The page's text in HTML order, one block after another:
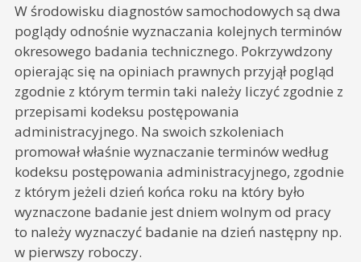
W środowisku diagnostów samochodowych są dwa
poglądy odnośnie wyznaczania kolejnych terminów
okresowego badania technicznego. Pokrzywdzony
opierając się na opiniach prawnych przyjął pogląd
zgodnie z którym termin taki należy liczyć zgodnie z
przepisami kodeksu postępowania
administracyjnego. Na swoich szkoleniach
promował właśnie wyznaczanie terminów według
kodeksu postępowania administracyjnego, zgodnie
z którym jeżeli dzień końca roku na który było
wyznaczone badanie jest dniem wolnym od pracy
to należy wyznaczyć badanie na dzień następny np.
w pierwszy roboczy.